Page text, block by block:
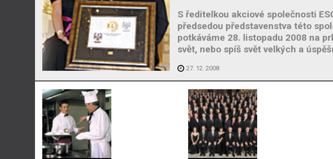
S ředitelkou akciové společnosti
předsedou představenstva této
potkáváme 28. listopadu 2008 na
svět, nebo spíš svět velkých a
27. 12. 2008